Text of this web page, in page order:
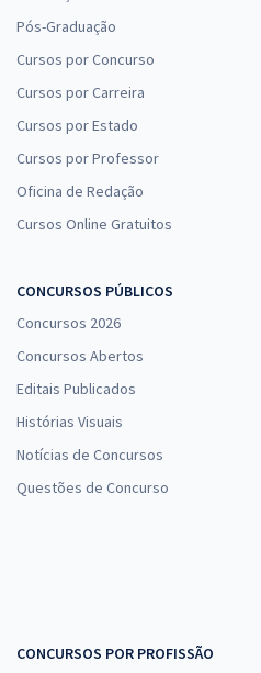
Pós-Graduação
Cursos por Concurso
Cursos por Carreira
Cursos por Estado
Cursos por Professor
Oficina de Redação
Cursos Online Gratuitos
CONCURSOS PÚBLICOS
Concursos 2026
Concursos Abertos
Editais Publicados
Histórias Visuais
Notícias de Concursos
Questões de Concurso
CONCURSOS POR PROFISSÃO